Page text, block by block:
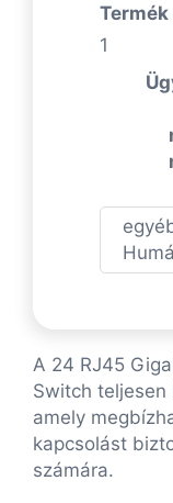
1
A 24 RJ45
Switch
amely
kapcsolást
számára.